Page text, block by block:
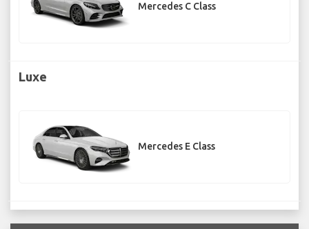
Mercedes C Class
Luxe
Mercedes E Class